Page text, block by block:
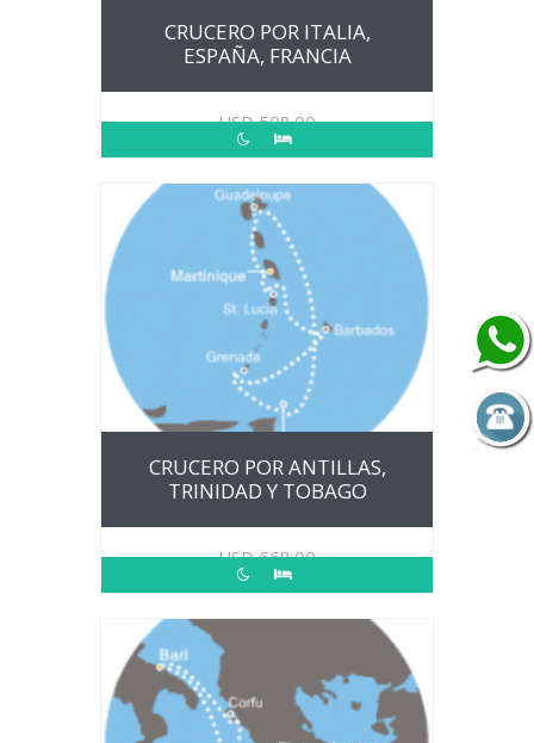
CRUCERO POR ITALIA,
ESPAÑA, FRANCIA
USD508.00
CRUCERO POR ANTILLAS,
TRINIDAD Y TOBAGO
USD668.00